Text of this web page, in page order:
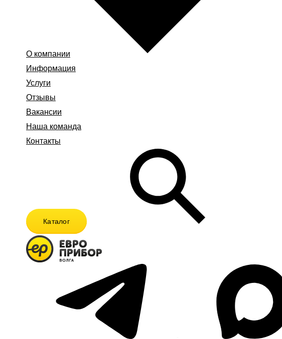
О компании
Информация
Услуги
Отзывы
Вакансии
Наша команда
Контакты
Каталог